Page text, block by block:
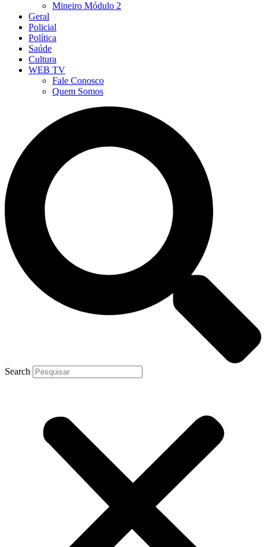
Mineiro Módulo 2
Geral
Policial
Política
Saúde
Cultura
WEB TV
Fale Conosco
Quem Somos
Search